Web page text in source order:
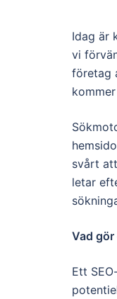
Idag är
vi
företag
svårt
letar
Vad
Ett